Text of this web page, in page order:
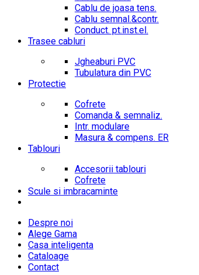
Cablu de joasa tens.
Cablu semnal.&contr.
Conduct. pt.inst.el.
Trasee cabluri
Jgheaburi PVC
Tubulatura din PVC
Protectie
Cofrete
Comanda & semnaliz.
Intr. modulare
Masura & compens. ER
Tablouri
Accesorii tablouri
Cofrete
Scule si imbracaminte
Despre noi
Alege Gama
Casa inteligenta
Cataloage
Contact